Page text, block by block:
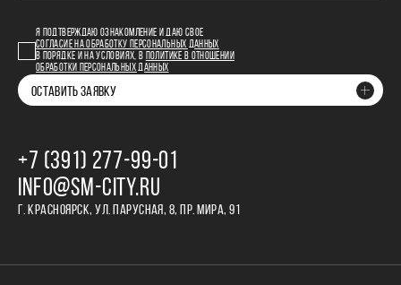
Я ПОДТВЕРЖДАЮ ОЗНАКОМЛЕНИЕ И ДАЮ СВОЕ
СОГЛАСИЕ НА ОБРАБОТКУ ПЕРСОНАЛЬНЫХ ДАННЫХ
В ПОРЯДКЕ И НА УСЛОВИЯХ, В
ПОЛИТИКЕ В ОТНОШЕНИИ
ОБРАБОТКИ ПЕРСОНАЛЬНЫХ ДАННЫХ
ОСТАВИТЬ ЗАЯВКУ
+7 (391) 277‒99‒01
INFO@SM-CITY.RU
Г. КРАСНОЯРСК, УЛ. ПАРУСНАЯ, 8, ПР. МИРА, 91